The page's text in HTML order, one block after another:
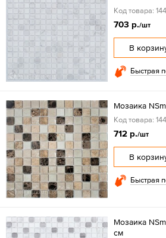
Код товара:
703 р./шт
В
Быстрая
Мозаика
Код товара:
712 р./шт
В
Быстрая
Мозаика
см